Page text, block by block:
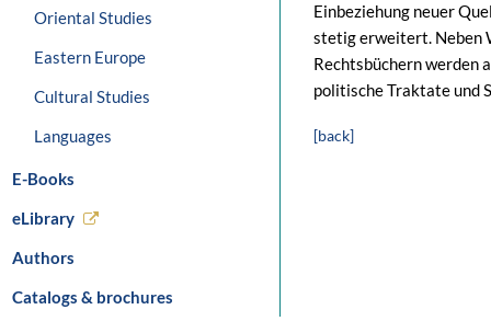
Oriental Studies
Eastern Europe
Cultural Studies
Languages
E-Books
eLibrary
Authors
Catalogs & brochures
Einbeziehung neuer
stetig erweitert. Neben
Rechtsbüchern werden
politische Traktate und
[back]